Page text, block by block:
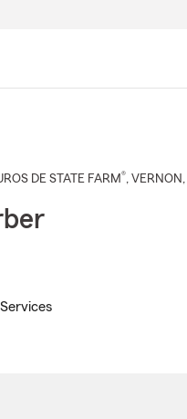
DE STATE FARM®, VERNON ,